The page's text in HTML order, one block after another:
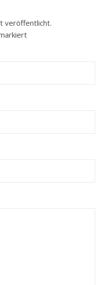
veröffentlicht.